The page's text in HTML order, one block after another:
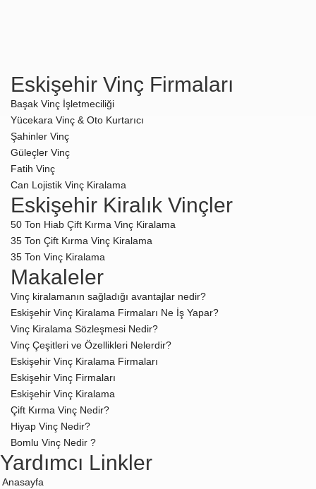
Eskişehir Vinç Firmaları
Başak Vinç İşletmeciliği
Yücekara Vinç & Oto Kurtarıcı
Şahinler Vinç
Güleçler Vinç
Fatih Vinç
Can Lojistik Vinç Kiralama
Eskişehir Kiralık Vinçler
50 Ton Hiab Çift Kırma Vinç Kiralama
35 Ton Çift Kırma Vinç Kiralama
35 Ton Vinç Kiralama
Makaleler
Vinç kiralamanın sağladığı avantajlar nedir?
Eskişehir Vinç Kiralama Firmaları Ne İş Yapar?
Vinç Kiralama Sözleşmesi Nedir?
Vinç Çeşitleri ve Özellikleri Nelerdir?
Eskişehir Vinç Kiralama Firmaları
Eskişehir Vinç Firmaları
Eskişehir Vinç Kiralama
Çift Kırma Vinç Nedir?
Hiyap Vinç Nedir?
Bomlu Vinç Nedir ?
Yardımcı Linkler
Anasayfa